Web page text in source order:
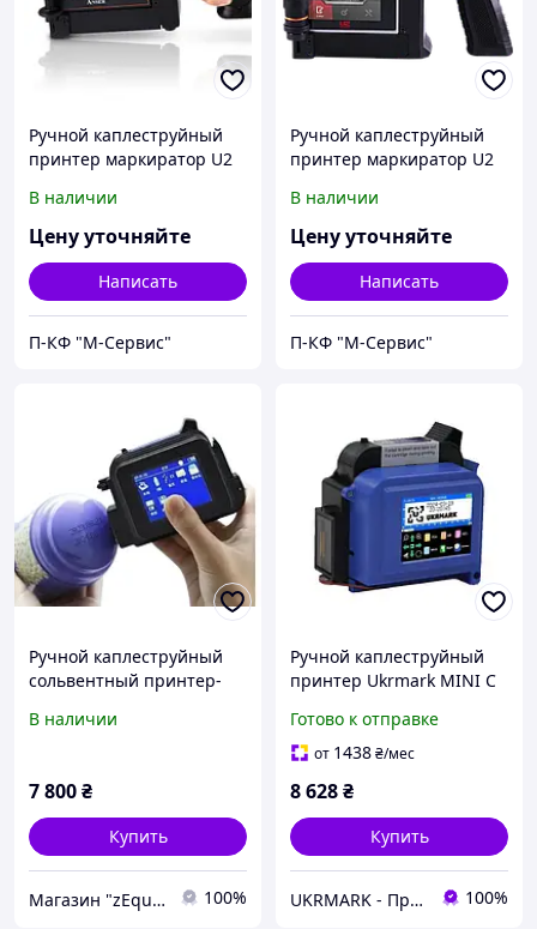
Ручной каплеструйный
принтер маркиратор U2
В наличии
Цену уточняйте
Написать
П-КФ "М-Сервис"
Ручной каплеструйный
принтер маркиратор U2
В наличии
Цену уточняйте
Написать
П-КФ "М-Сервис"
Ручной каплеструйный
сольвентный принтер-
В наличии
7 800₴
Купить
Магазин "zEquip" 100%
Ручной каплеструйный
принтер Ukrmark MINI C
Готово к отправке
от 1438₴/мес
8 628₴
Купить
UKRMARK - Принтеры этикеток и наклеек, сканеры штрих-кодов. Все для маркировки 100%